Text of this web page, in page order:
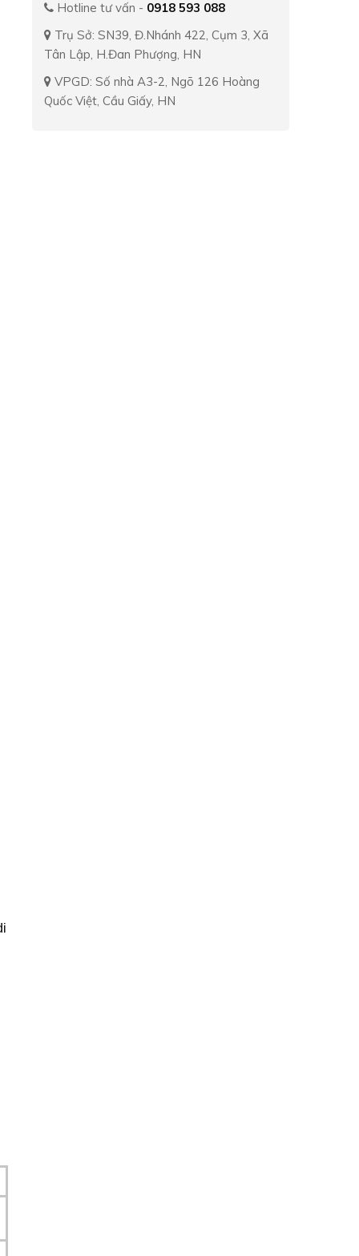
Hotline tư vấn - 0918 593 088
Trụ Sở: SN39, Đ.Nhánh 422, Cụm 3, Xã
Tân Lập, H.Đan Phượng, HN
VPGD: Số nhà A3-2, Ngõ 126 Hoàng
Quốc Việt, Cầu Giấy, HN